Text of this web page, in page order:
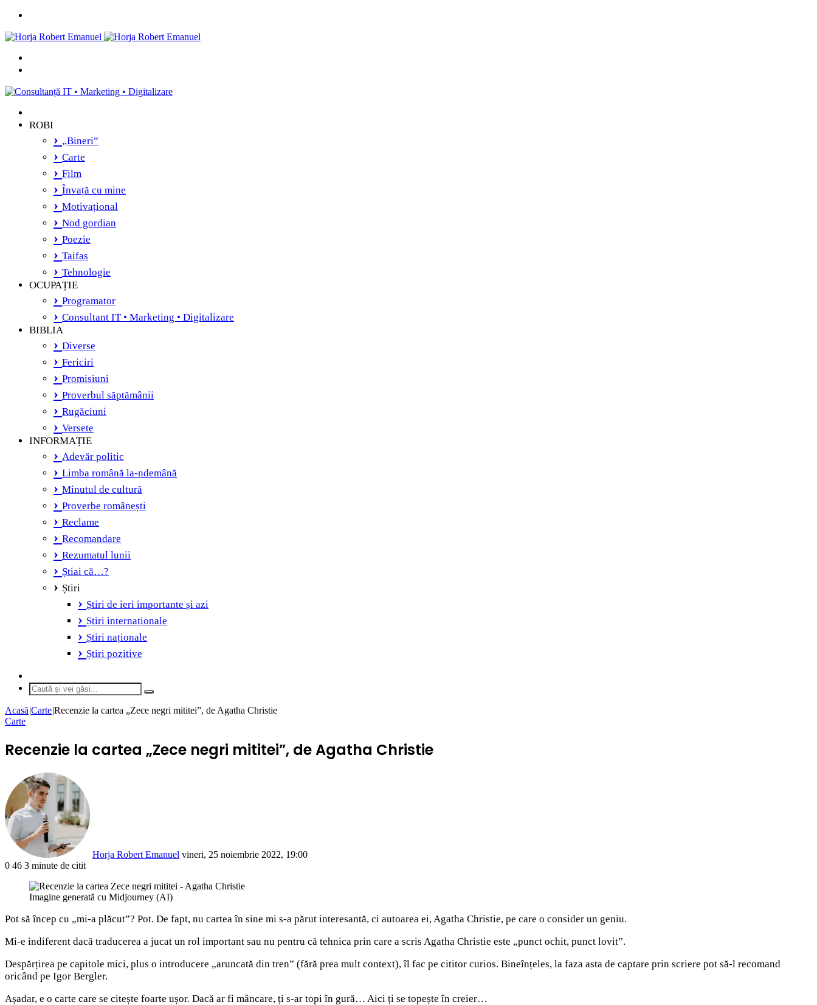
găsi...
ROBI
„Bineri”
Carte
Film
Învață cu mine
Motivațional
Nod gordian
Poezie
Taifas
Tehnologie
OCUPAȚIE
Programator
Consultant IT • Marketing • Digitalizare
BIBLIA
Diverse
Fericiri
Promisiuni
Proverbul săptămânii
Rugăciuni
Versete
INFORMAȚIE
Adevăr politic
Limba română la-ndemână
Minutul de cultură
Proverbe românești
Reclame
Recomandare
Rezumatul lunii
Știai că…?
Știri
Știri de ieri importante și azi
Știri internaționale
Știri naționale
Știri pozitive
skin
Caută
vei
Acasă|Carte|Recenzie la cartea „Zece negri mititei”, de Agatha Christie
Carte
Recenzie la cartea „Zece negri mititei”, de Agatha Christie
Horja Robert Emanuel vineri, 25 noiembrie 2022, 19:00
0 46 3 minute de citit
Imagine generată cu Midjourney (AI)
Pot să încep cu „mi-a plăcut”? Pot. De fapt, nu cartea în sine mi s-a părut interesantă, ci autoarea ei, Agatha Christie, pe care o consider un geniu.
Mi-e indiferent dacă traducerea a jucat un rol important sau nu pentru că tehnica prin care a scris Agatha Christie este „punct ochit, punct lovit”.
Despărțirea pe capitole mici, plus o introducere „aruncată din tren” (fără prea mult context), îl fac pe cititor curios. Bineînțeles, la faza asta de captare prin scriere pot să-l recomand
oricând pe Igor Bergler.
Așadar, e o carte care se citește foarte ușor. Dacă ar fi mâncare, ți s-ar topi în gură… Aici ți se topește în creier…